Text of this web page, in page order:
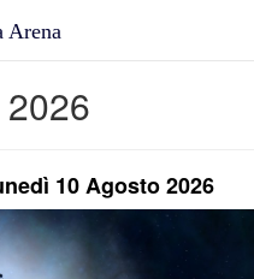
Arena
10 Agosto 2026